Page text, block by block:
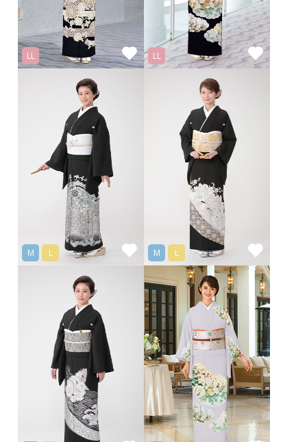
LL LL
M L M L